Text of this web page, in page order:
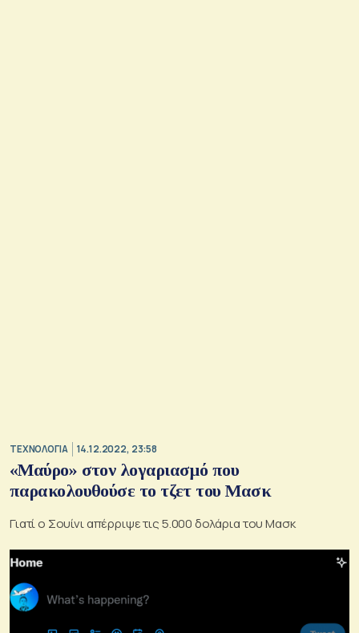
ΤΕΧΝΟΛΟΓΙΑ 14.12.2022, 23:58
«Μαύρο» στον λογαριασμό που
παρακολουθούσε το τζετ του Μασκ
Γιατί ο Σουίνι απέρριψε τις 5.000 δολάρια του Μασκ